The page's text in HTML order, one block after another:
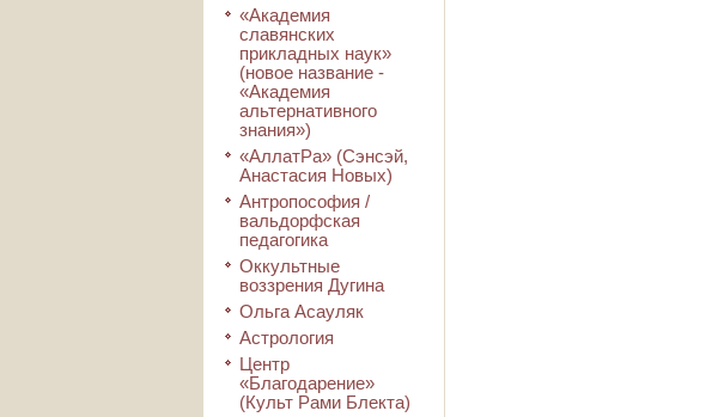
«Академия
славянских
прикладных наук»
(новое название -
«Академия
альтернативного
знания»)
«АллатРа» (Сэнсэй,
Анастасия Новых)
Антропософия /
вальдорфская
педагогика
Оккультные
воззрения Дугина
Ольга Асауляк
Астрология
Центр
«Благодарение»
(Культ Рами Блекта)